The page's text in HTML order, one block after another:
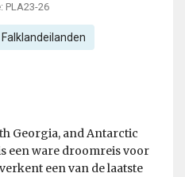
PLA23-26
Falklandeilanden
Georgia, and Antarctic
een ware droomreis voor
een van de laatste